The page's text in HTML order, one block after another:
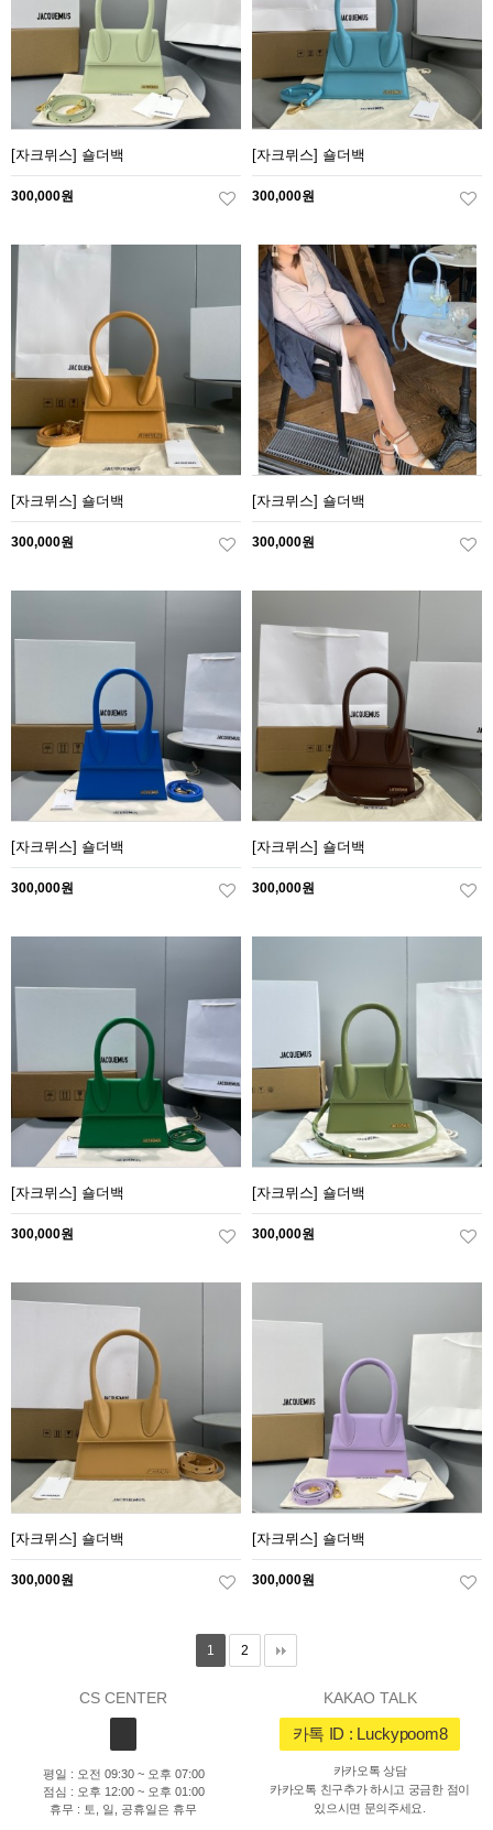
[자크뮈스] 숄더백
300,000원
[자크뮈스] 숄더백
300,000원
[자크뮈스] 숄더백
300,000원
[자크뮈스] 숄더백
300,000원
[자크뮈스] 숄더백
300,000원
[자크뮈스] 숄더백
300,000원
[자크뮈스] 숄더백
300,000원
[자크뮈스] 숄더백
300,000원
[자크뮈스] 숄더백
300,000원
[자크뮈스] 숄더백
300,000원
1 2
CS CENTER
평일 : 오전 09:30 ~ 오후 07:00
점심 : 오후 12:00 ~ 오후 01:00
휴무 : 토, 일, 공휴일은 휴무
KAKAO TALK
카톡 ID : Luckypoom8
카카오톡 상담
카카오톡 친구추가 하시고 궁금한 점이
있으시면 문의주세요.